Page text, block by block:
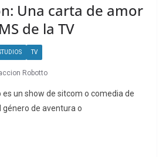
Una carta de amor
de la TV
TV
Robotto
es un show de sitcom o comedia de
género de aventura o